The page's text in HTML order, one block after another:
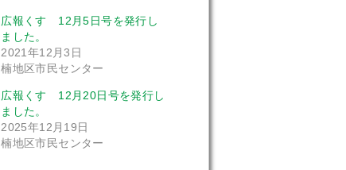
広報くす 12月5日号を発行し
ました。
2021年12月3日
楠地区市民センター
広報くす 12月20日号を発行し
ました。
2025年12月19日
楠地区市民センター